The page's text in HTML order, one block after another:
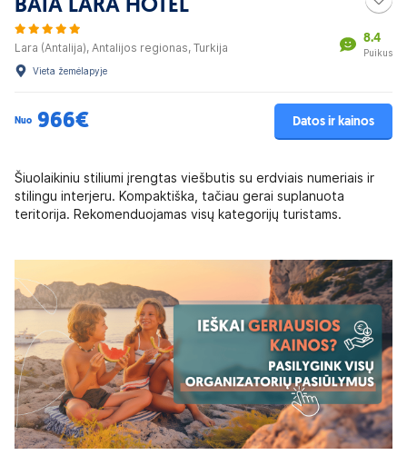
BAIA LARA HOTEL
Lara (Antalija), Antalijos regionas, Turkija
8.4
Puikus
Vieta žemėlapyje
Nuo 966€ Datos ir kainos
Šiuolaikiniu stiliumi įrengtas viešbutis su erdviais numeriais ir
stilingu interjeru. Kompaktiška, tačiau gerai suplanuota
teritorija. Rekomenduojamas visų kategorijų turistams.